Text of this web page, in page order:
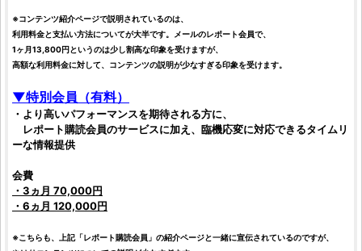
※コンテンツ紹介ページで説明されているのは、
利用料金と支払い方法についてが大半です。メールのレポート会員で、
1ヶ月13,800円というのは少し割高な印象を受けますが、
高額な利用料金に対して、コンテンツの説明が少なすぎる印象を受けます。
▼特別会員（有料）
・より高いパフォーマンスを期待される方に、
レポート購読会員のサービスに加え、臨機応変に対応できるタイムリ
ーな情報提供
会費
・3ヵ月 70,000円
・6ヵ月 120,000円
※こちらも、上記「レポート購読会員」の紹介ページと一緒に宣伝されているのですが、